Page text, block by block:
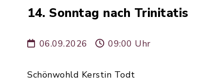
14. Sonntag nach Trinitatis
06.09.2026 09:00 Uhr
Schönwohld Kerstin Todt